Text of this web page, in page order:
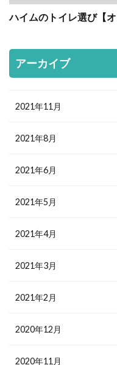
ハイムのトイレ選び【オ
アーカイブ
2021年11月
2021年8月
2021年6月
2021年5月
2021年4月
2021年3月
2021年2月
2020年12月
2020年11月